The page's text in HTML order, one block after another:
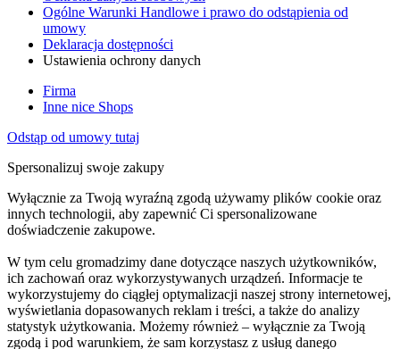
Ogólne Warunki Handlowe i prawo do odstąpienia od
umowy
Deklaracja dostępności
Ustawienia ochrony danych
Firma
Inne nice Shops
Odstąp od umowy tutaj
Spersonalizuj swoje zakupy
Wyłącznie za Twoją wyraźną zgodą używamy plików cookie oraz
innych technologii, aby zapewnić Ci spersonalizowane
doświadczenie zakupowe.
W tym celu gromadzimy dane dotyczące naszych użytkowników,
ich zachowań oraz wykorzystywanych urządzeń. Informacje te
wykorzystujemy do ciągłej optymalizacji naszej strony internetowej,
wyświetlania dopasowanych reklam i treści, a także do analizy
statystyk użytkowania. Możemy również – wyłącznie za Twoją
zgodą i pod warunkiem, że sam korzystasz z usług danego